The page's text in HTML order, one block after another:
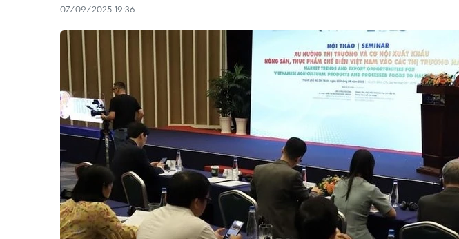
07/09/2025 19:36